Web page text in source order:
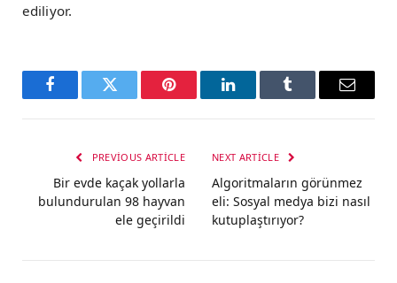
ediliyor.
FacebookTwitter Pinterest LinkedInTumblr Email
PREVIOUS ARTICLE
Bir evde kaçak yollarla
bulundurulan 98 hayvan
ele geçirildi
NEXT ARTICLE
Algoritmaların görünmez
eli: Sosyal medya bizi nasıl
kutuplaştırıyor?